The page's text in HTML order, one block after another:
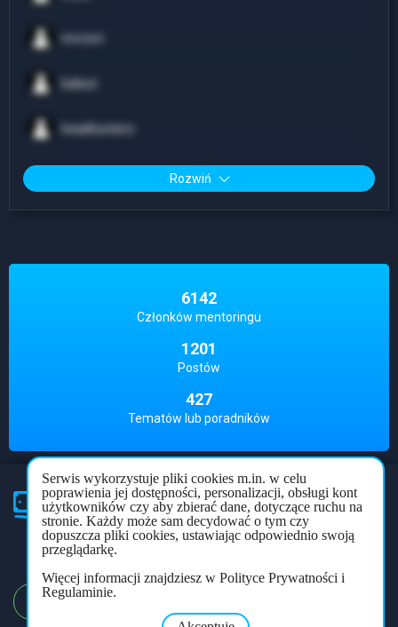
baleut
headhunterz
Rozwiń
6142
Członków mentoringu
1201
Postów
427
Tematów lub poradników
Polityka prywatności Regulamin Forum
Partner
mentoringu
REJESTRACJA
Serwis wykorzystuje pliki cookies m.in. w celu
poprawienia jej dostępności, personalizacji, obsługi kont
użytkowników czy aby zbierać dane, dotyczące ruchu na
stronie. Każdy może sam decydować o tym czy
dopuszcza pliki cookies, ustawiając odpowiednio swoją
przeglądarkę.
Więcej informacji znajdziesz w Polityce Prywatności i
Regulaminie.